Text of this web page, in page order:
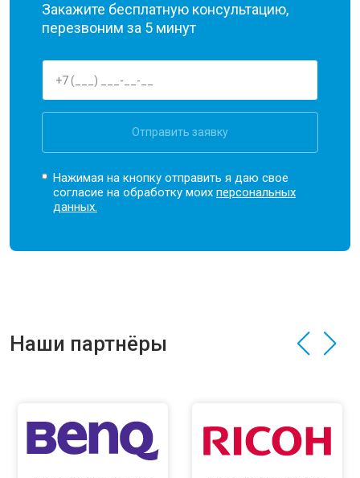
Закажите бесплатную консультацию,
перезвоним за 5 минут
Отправить заявку
Нажимая на кнопку отправить я даю свое
согласие на обработку моихперсональных
данных.
Наши партнёры